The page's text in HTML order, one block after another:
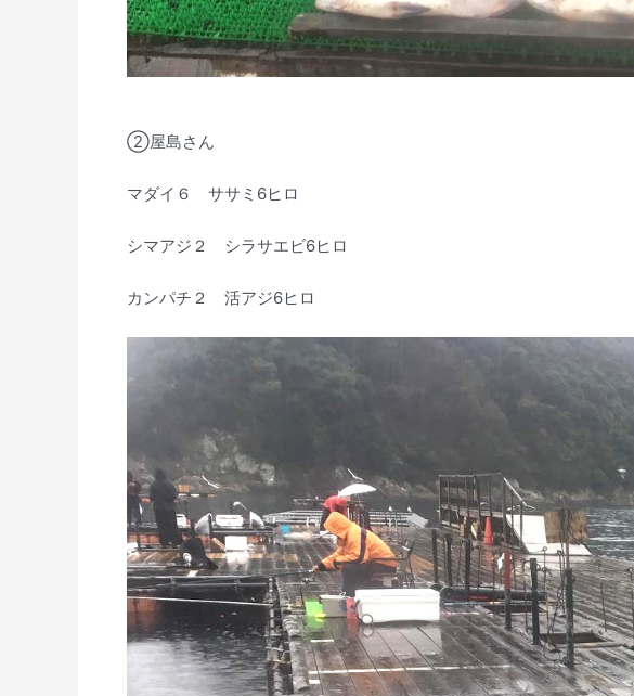
➁屋島さん
マダイ６ ササミ6ヒロ
シマアジ２ シラサエビ6ヒロ
カンパチ２ 活アジ6ヒロ